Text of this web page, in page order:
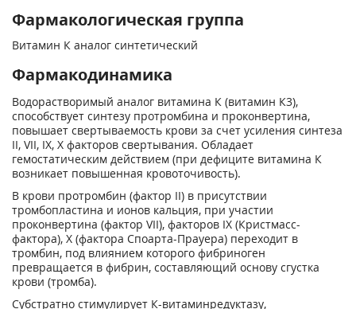
Фармакологическая группа
Витамин К аналог синтетический
Фармакодинамика
Водорастворимый аналог витамина К (витамин К3),
способствует синтезу протромбина и проконвертина,
повышает свертываемость крови за счет усиления синтеза
II, VII, IX, X фак­торов свертывания. Обладает
гемостатическим действием (при дефиците витамина К
возни­кает повышенная кровоточивость).
В крови протромбин (фактор II) в присутствии
тромбопластина и ионов кальция, при уча­стии
проконвертина (фактор VII), факторов IX (Кристмасс-
фактора), X (фактора Споарта-Прауера) переходит в
тромбин, под влиянием которого фибриноген
превращается в фибрин, составляющий основу сгустка
крови (тромба).
Субстратно стимулирует К-витаминредуктазу,